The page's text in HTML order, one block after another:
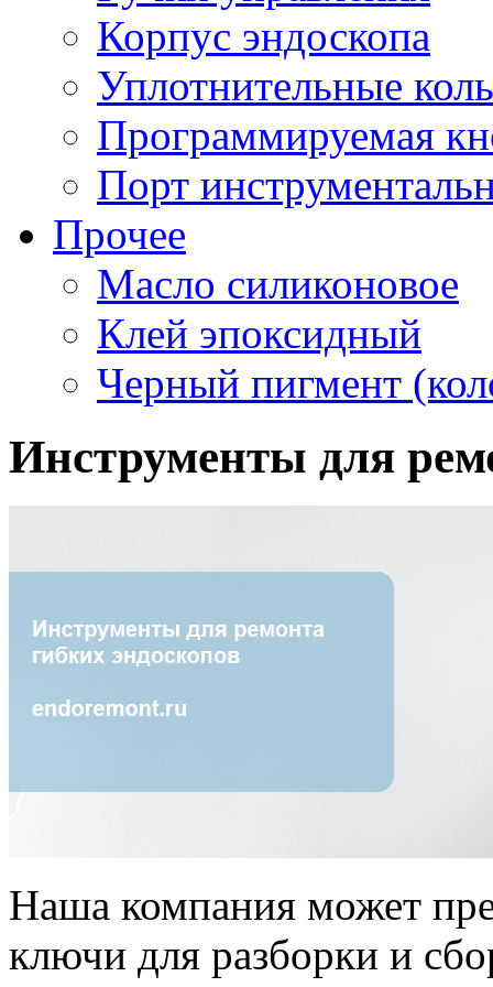
Корпус эндоскопа
Уплотнительные
Программируемая
Порт
Прочее
Масло силиконовое
Клей эпоксидный
Черный пигмент
Инструменты для
Наша компания может
ключи для разборки и